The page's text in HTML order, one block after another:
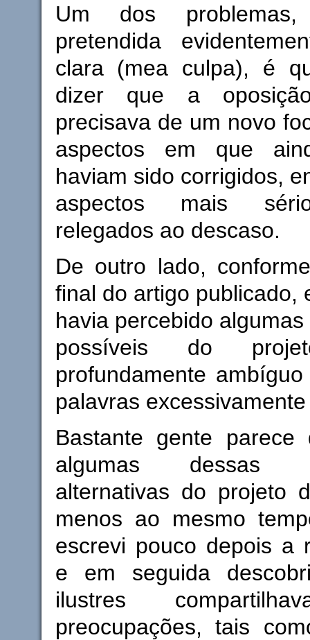
Um dos
pretendida
clara (mea culpa), é
dizer que a
precisava de um novo
aspectos em que
haviam sido corrigidos,
aspectos mais
relegados ao descaso.
De outro lado,
final do artigo publicado,
havia percebido
possíveis do
profundamente
palavras
Bastante gente parece
algumas dessas
alternativas do projeto
menos ao mesmo
escrevi pouco depois a
e em seguida
ilustres
preocupações, tais